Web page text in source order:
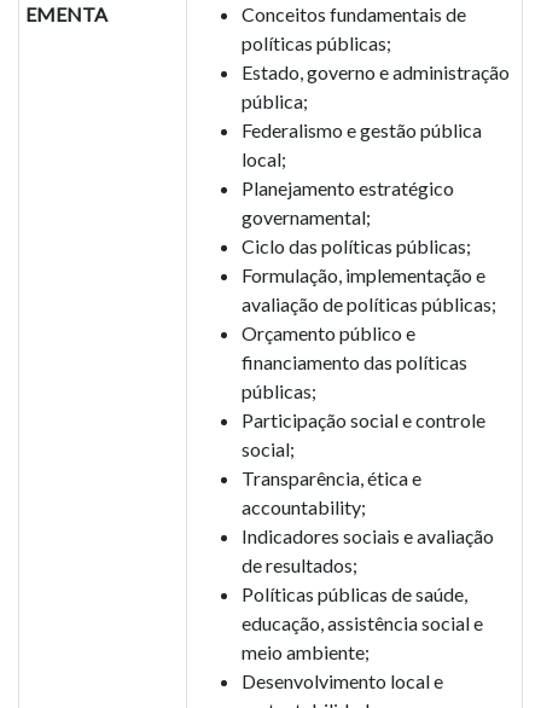
EMENTA
Conceitos fundamentais de
políticas públicas;
Estado, governo e administração
pública;
Federalismo e gestão pública
local;
Planejamento estratégico
governamental;
Ciclo das políticas públicas;
Formulação, implementação e
avaliação de políticas públicas;
Orçamento público e
financiamento das políticas
públicas;
Participação social e controle
social;
Transparência, ética e
accountability;
Indicadores sociais e avaliação
de resultados;
Políticas públicas de saúde,
educação, assistência social e
meio ambiente;
Desenvolvimento local e